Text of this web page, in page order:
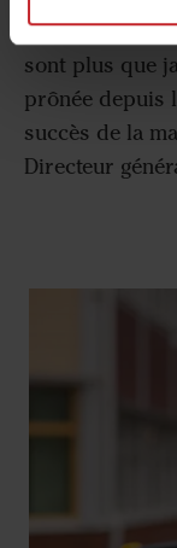
exigences et
sont plus que
prônée depuis
succès de la
Directeur